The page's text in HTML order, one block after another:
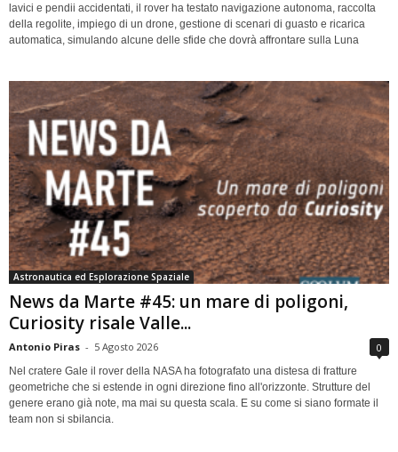
lavici e pendii accidentati, il rover ha testato navigazione autonoma, raccolta
della regolite, impiego di un drone, gestione di scenari di guasto e ricarica
automatica, simulando alcune delle sfide che dovrà affrontare sulla Luna
Astronautica ed Esplorazione Spaziale
News da Marte #45: un mare di poligoni,
Curiosity risale Valle...
Antonio Piras - 5 Agosto 2026 0
Nel cratere Gale il rover della NASA ha fotografato una distesa di fratture
geometriche che si estende in ogni direzione fino all'orizzonte. Strutture del
genere erano già note, ma mai su questa scala. E su come si siano formate il
team non si sbilancia.